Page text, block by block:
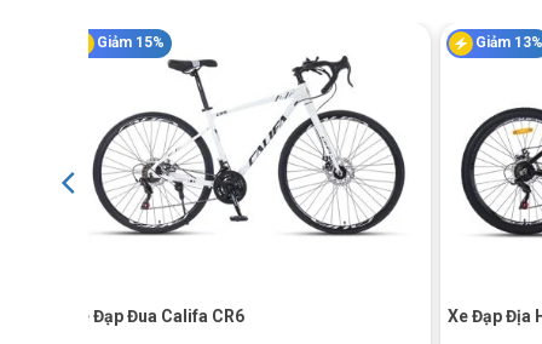
Xe được trang bị nhiều líp có
Giảm 15%
Xe Đạp Đua Califa CR6
Giảm 13%
Xe Đạp Địa